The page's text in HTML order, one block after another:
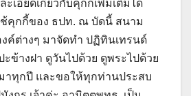
เอียดเกี่ยวกับคุกกี้เพิ่มเติมได้
ช้คุกกี้ของ ธปท. ณ บัดนี้ สนาม
ค์ต่างๆ มาจัดทำ ปฏิทินเทรนด์
ะข้างฝา ดูวันไปด้วย ดูพระไปด้วย
าทุกปี และขอให้ทุกท่านประสบ